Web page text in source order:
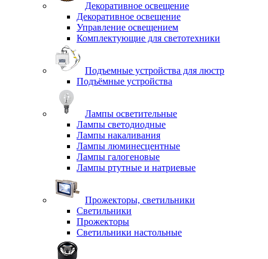
Декоративное освещение
Декоративное освещение
Управление освещением
Комплектующие для светотехники
Подъемные устройства для люстр
Подъёмные устройства
Лампы осветительные
Лампы светодиодные
Лампы накаливания
Лампы люминесцентные
Лампы галогеновые
Лампы ртутные и натриевые
Прожекторы, светильники
Светильники
Прожекторы
Светильники настольные